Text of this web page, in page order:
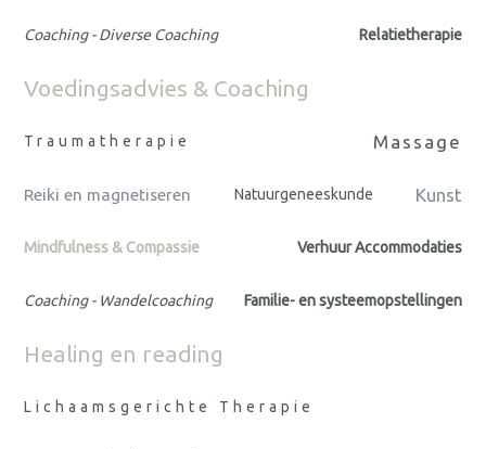
Coaching - Diverse Coaching Relatietherapie
Voedingsadvies & Coaching
Traumatherapie Massage
Reiki en magnetiseren Natuurgeneeskunde Kunst
Mindfulness & Compassie Verhuur Accommodaties
Coaching - Wandelcoaching Familie- en systeemopstellingen
Healing en reading
Lichaamsgerichte Therapie